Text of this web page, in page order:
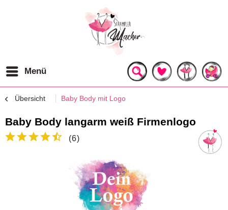
Menü
Übersicht Baby Body mit Logo
Baby Body langarm weiß Firmenlogo
(6)